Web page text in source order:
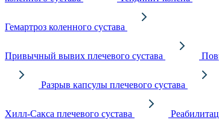
Гемартроз коленного сустава
Привычный вывих плечевого сустава
Разрыв капсулы плечевого сустава
Хилл-Сакса плечевого сустава